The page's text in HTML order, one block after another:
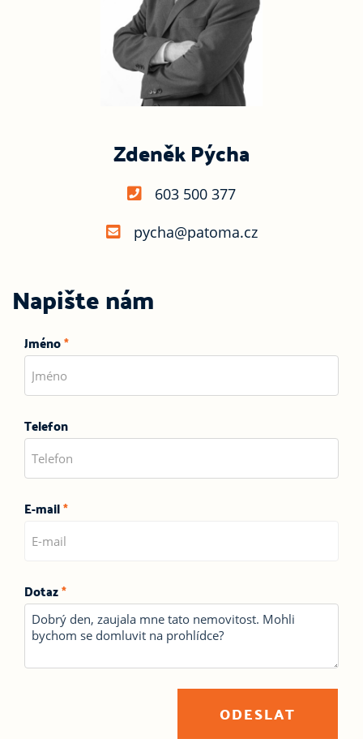
Zdeněk Pýcha
603 500 377
pycha@patoma.cz
Napište nám
Jméno*
Telefon
E-mail*
Dotaz*
ODESLAT